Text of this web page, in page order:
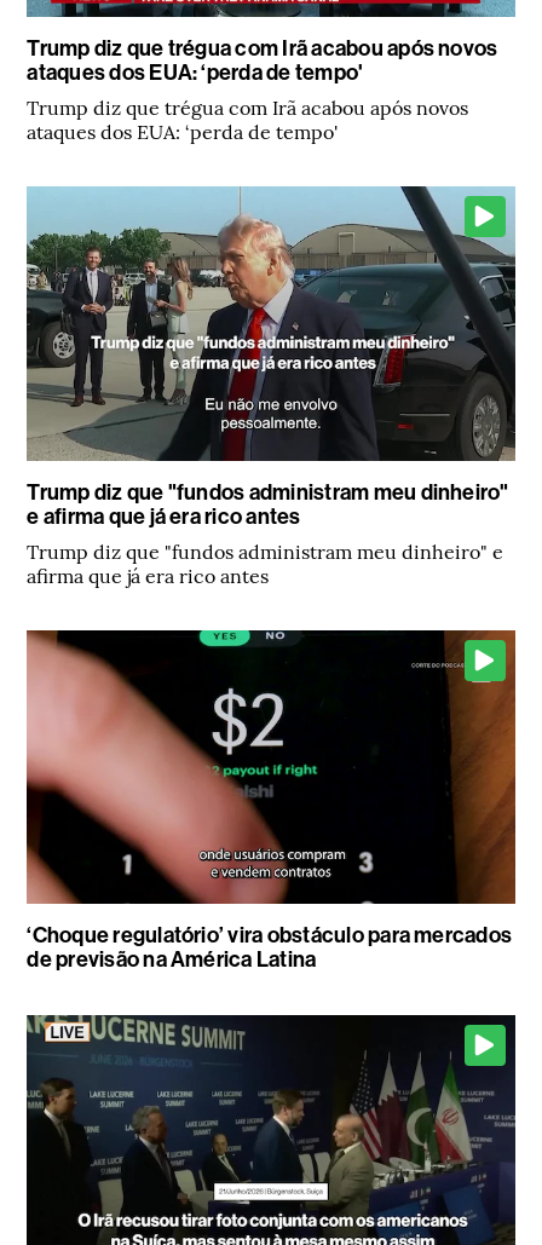
Trump diz que trégua com Irã acabou após novos
ataques dos EUA: ‘perda de tempo'
Trump diz que trégua com Irã acabou após novos
ataques dos EUA: ‘perda de tempo'
Trump diz que "fundos administram meu dinheiro"
e afirma que já era rico antes
Trump diz que "fundos administram meu dinheiro" e
afirma que já era rico antes
‘Choque regulatório’ vira obstáculo para mercados
de previsão na América Latina